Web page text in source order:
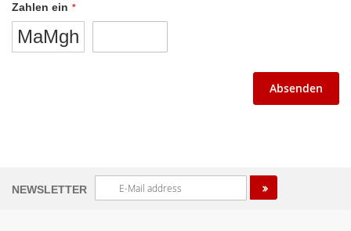
Zahlen ein
MaMgh
Absenden
NEWSLETTER
Melden
Sie